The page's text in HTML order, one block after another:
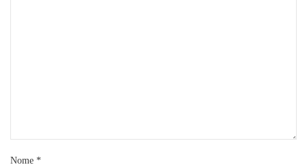
Nome *